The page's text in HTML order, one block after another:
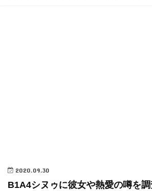
2020.09.30
B1A4シヌゥに彼女や熱愛の噂を